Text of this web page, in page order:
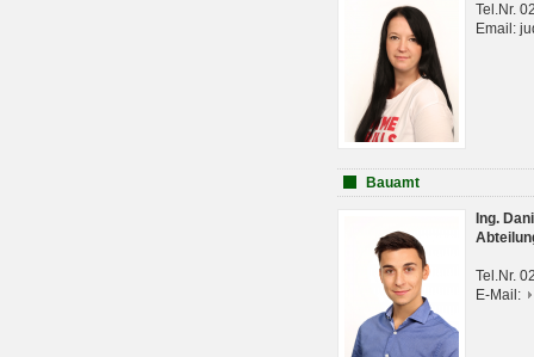
Tel.Nr.
Email:
Bauamt
Ing.
Tel.Nr.
E-Mail: